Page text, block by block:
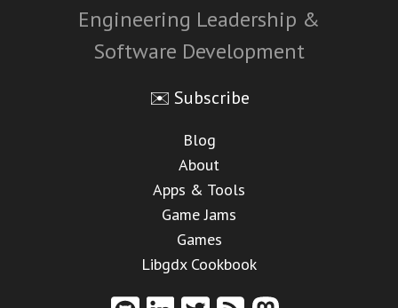
Engineering Leadership &
Software Development
✉️ Subscribe
Blog
About
Apps & Tools
Game Jams
Games
Libgdx Cookbook